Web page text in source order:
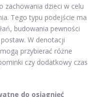
zachowania dzieci w celu
Tego typu podejście ma
budowania pewności
W denotacji
przybierać różne
czy dodatkowy czas
do osiągnięć